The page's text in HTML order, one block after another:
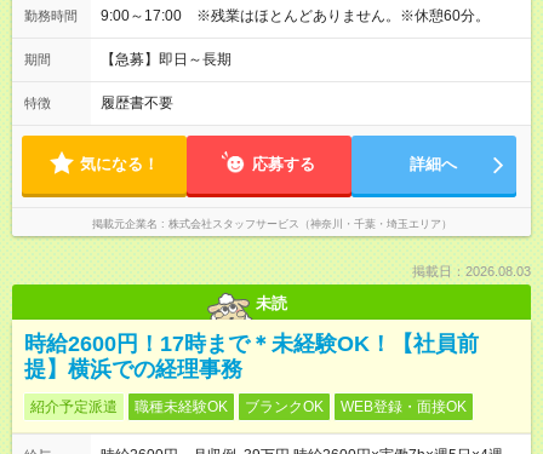
勤務時間 9:00～17:00 ※残業はほとんどありません。※休憩60分。
期間 【急募】即日～長期
特徴 履歴書不要
気になる！ 応募する 詳細へ
掲載元企業名 株式会社スタッフサービス（神奈川・千葉・埼玉エリア）
掲載日：2026.08.03
未読
時給2600円！17時まで＊未経験OK！【社員前
提】横浜での経理事務
紹介予定派遣 職種未経験OK ブランクOK WEB登録・面接OK